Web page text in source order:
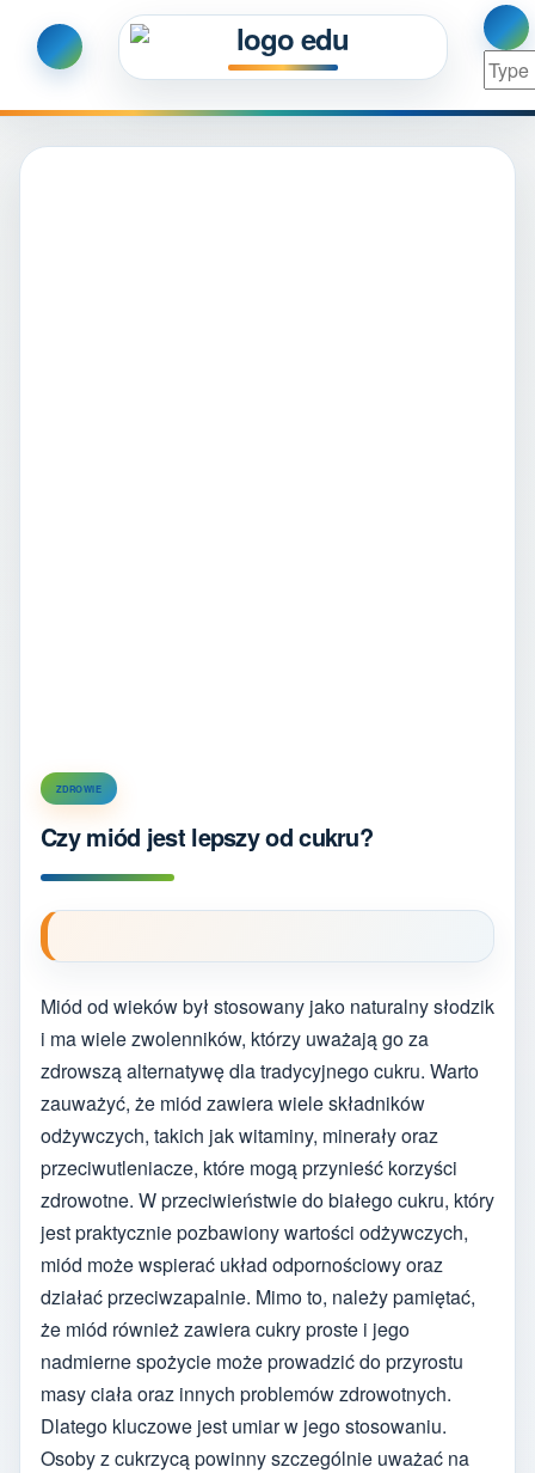
ZDROWIE
Czy miód jest lepszy od cukru?
Miód od wieków był stosowany jako naturalny słodzik
i ma wiele zwolenników, którzy uważają go za
zdrowszą alternatywę dla tradycyjnego cukru. Warto
zauważyć, że miód zawiera wiele składników
odżywczych, takich jak witaminy, minerały oraz
przeciwutleniacze, które mogą przynieść korzyści
zdrowotne. W przeciwieństwie do białego cukru, który
jest praktycznie pozbawiony wartości odżywczych,
miód może wspierać układ odpornościowy oraz
działać przeciwzapalnie. Mimo to, należy pamiętać,
że miód również zawiera cukry proste i jego
nadmierne spożycie może prowadzić do przyrostu
masy ciała oraz innych problemów zdrowotnych.
Dlatego kluczowe jest umiar w jego stosowaniu.
Osoby z cukrzycą powinny szczególnie uważać na